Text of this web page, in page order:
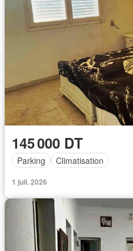
145 000 DT
Parking Climatisation
1 juil. 2026